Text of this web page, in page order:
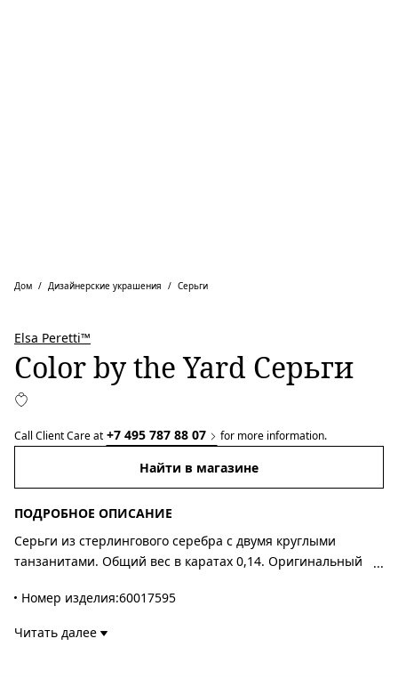
Дом Дизайнерские украшения Серьги
Elsa Peretti™
Color by the Yard Серьги
Call Client Care at +7 495 787 88 07 for more information.
Найти в магазине
ПОДРОБНОЕ ОПИСАНИЕ
Серьги из стерлингового серебра с двумя круглыми
танзанитами. Общий вес в каратах 0,14. Оригинальный
Номер изделия:60017595
Читать далее